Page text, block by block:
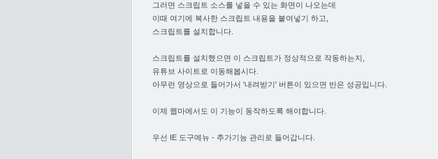
그러면 스크립트 소스를 넣을 수 있는 화면이 나오는데
이때 여기에 복사한 스크립트 내용을 붙여넣기 하고,
스크립트를 설치합니다.
스크립트를 설치했으면 이 스크립트가 정상적으로 작동하는지,
유튜브 사이트로 이동해봅시다.
아무런 영상으로 들어가서 '내려받기' 버튼이 있으면 반은 성공입니다.
이제 웹마에서도 이 기능이 동작하도록 해야합니다.
우선 IE 도구메뉴 - 추가기능 관리로 들어갑니다.